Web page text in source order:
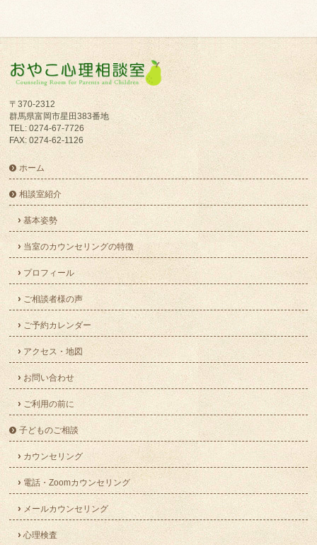
〒370-2312
群馬県富岡市星田383番地
TEL: 0274-67-7726
FAX: 0274-62-1126
ホーム
相談室紹介
基本姿勢
当室のカウンセリングの特徴
プロフィール
ご相談者様の声
ご予約カレンダー
アクセス・地図
お問い合わせ
ご利用の前に
子どものご相談
カウンセリング
電話・Zoomカウンセリング
メールカウンセリング
心理検査